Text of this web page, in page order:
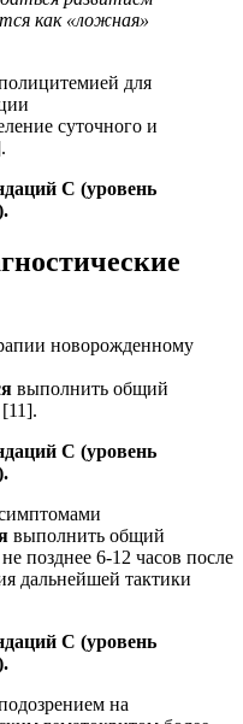
как «ложная»
для
суточного и
C (уровень
новорожденному
выполнить общий
С (уровень
выполнить общий
позднее 6-12 часов после
дальнейшей тактики
С (уровень
на